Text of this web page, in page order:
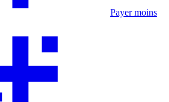
Payer moins